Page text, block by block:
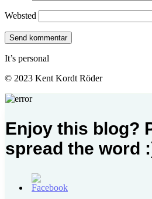
Websted
It’s personal
© 2023 Kent Kordt Röder
Enjoy this blog?
spread the word